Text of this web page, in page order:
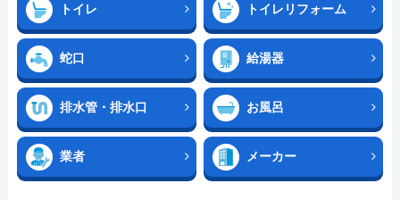
トイレ トイレリフォーム
蛇口 給湯器
排水管・排水口 お風呂
業者 メーカー